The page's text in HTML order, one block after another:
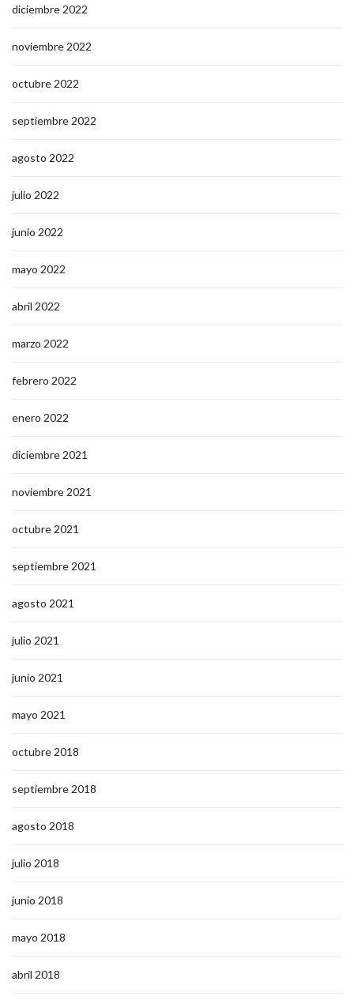
diciembre 2022
noviembre 2022
octubre 2022
septiembre 2022
agosto 2022
julio 2022
junio 2022
mayo 2022
abril 2022
marzo 2022
febrero 2022
enero 2022
diciembre 2021
noviembre 2021
octubre 2021
septiembre 2021
agosto 2021
julio 2021
junio 2021
mayo 2021
octubre 2018
septiembre 2018
agosto 2018
julio 2018
junio 2018
mayo 2018
abril 2018